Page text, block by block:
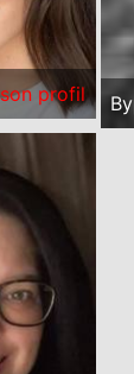
profil